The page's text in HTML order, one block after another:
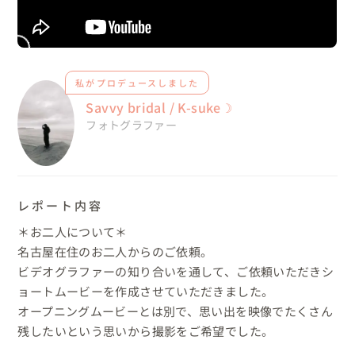
私がプロデュースしました
Savvy bridal / K-suke☽
フォトグラファー
レポート内容
＊お二人について＊
名古屋在住のお二人からのご依頼。
ビデオグラファーの知り合いを通して、ご依頼いただきシ
ョートムービーを作成させていただきました。
オープニングムービーとは別で、思い出を映像でたくさん
残したいという思いから撮影をご希望でした。